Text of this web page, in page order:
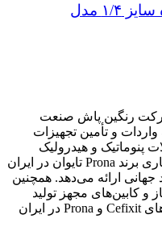
کوپلینگ مادگی داخل رزوه سایز ۱/۴ مدل
رنگین پاش صنعت
1384 در زمینه واردات و تأمین تجهیزات
پنوماتیک و هیدرولیک
فعالیت دارد. این شرکت نماینده انحصاری برند Prona تایوان در ایران
ارائه می‌دهد. همچنین
کابین‌های مجهز تولید
می‌کند. رنگین پاش صنعت مالک برندهای Cefixit و Prona در ایران